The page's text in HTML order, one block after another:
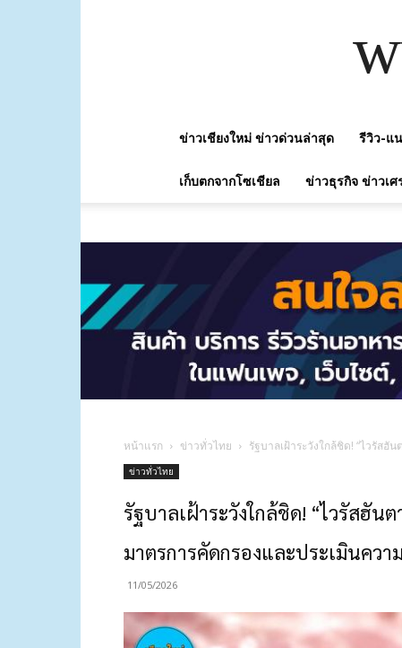
ข่าวเชียงใหม่ ข่าวด่วนล่าสุด รีวิว-แ
เก็บตกจากโซเชียล ข่าวธุรกิจ ข่าวเศ
หน้าแรก ข่าวทั่วไทย รัฐบาลเฝ้าระวังใกล้ชิด! “ไวรัสฮั
ข่าวทั่วไทย
รัฐบาลเฝ้าระวังใกล้ชิด! “ไวรัสฮัน
มาตรการคัดกรองและประเมินควา
11/05/2026